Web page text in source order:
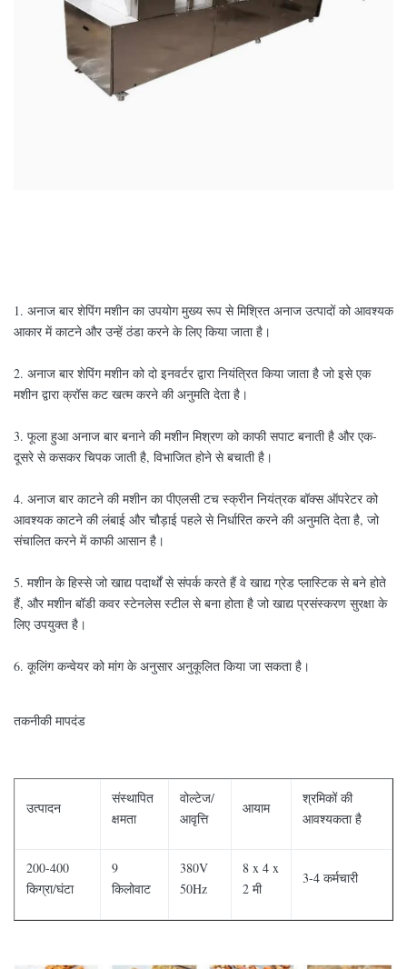
1. अनाज बार शेपिंग मशीन का उपयोग मुख्य रूप से मिश्रित अनाज उत्पादों को आवश्यक
आकार में काटने और उन्हें ठंडा करने के लिए किया जाता है।
2. अनाज बार शेपिंग मशीन को दो इनवर्टर द्वारा नियंत्रित किया जाता है जो इसे एक
मशीन द्वारा क्रॉस कट खत्म करने की अनुमति देता है।
3. फूला हुआ अनाज बार बनाने की मशीन मिश्रण को काफी सपाट बनाती है और एक-
दूसरे से कसकर चिपक जाती है, विभाजित होने से बचाती है।
4. अनाज बार काटने की मशीन का पीएलसी टच स्क्रीन नियंत्रक बॉक्स ऑपरेटर को
आवश्यक काटने की लंबाई और चौड़ाई पहले से निर्धारित करने की अनुमति देता है, जो
संचालित करने में काफी आसान है।
5. मशीन के हिस्से जो खाद्य पदार्थों से संपर्क करते हैं वे खाद्य ग्रेड प्लास्टिक से बने होते
हैं, और मशीन बॉडी कवर स्टेनलेस स्टील से बना होता है जो खाद्य प्रसंस्करण सुरक्षा के
लिए उपयुक्त है।
6. कूलिंग कन्वेयर को मांग के अनुसार अनुकूलित किया जा सकता है।
तकनीकी मापदंड
उत्पादन
संस्थापित
क्षमता
वोल्टेज/
आवृत्ति
आयाम
श्रमिकों की
आवश्यकता है
200-400
किग्रा/घंटा
9
किलोवाट
380V
50Hz
8 x 4 x
2 मी
3-4 कर्मचारी